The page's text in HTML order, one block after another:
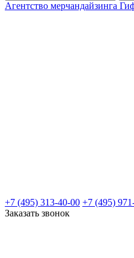
Агентство мерчандайзинга
+7 (495) 313-40-00 +7 (495)
Заказать звонок